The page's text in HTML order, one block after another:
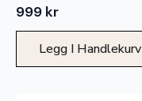
999 kr
Legg I Handlekurv